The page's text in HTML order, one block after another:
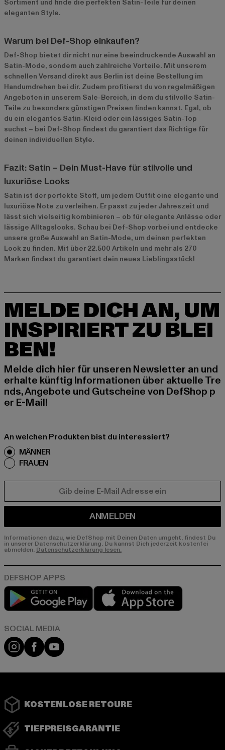
Sortiment und finde die perfekten Satin-Teile für deinen
eleganten Style.
Warum bei Def-Shop einkaufen?
Def-Shop bietet dir nicht nur eine beeindruckende Auswahl an
Satin-Mode, sondern auch zahlreiche Vorteile. Mit unserem
schnellen Versand direkt aus Berlin ist deine Bestellung im
Handumdrehen bei dir. Zudem profitierst du von regelmäßigen
Angeboten in unserem Sale-Bereich, in dem du stilvolle Satin-
Teile zu besonders günstigen Preisen finden kannst. Egal, ob
du ein elegantes Satin-Kleid oder ein lässiges Satin-Top
suchst – bei Def-Shop findest du garantiert das Richtige für
deinen individuellen Style.
Fazit: Satin – Dein Must-Have für stilvolle und
luxuriöse Looks
Satin ist der perfekte Stoff, um jedem Outfit eine elegante und
luxuriöse Note zu verleihen. Er passt zu jeder Jahreszeit und
lässt sich vielseitig kombinieren – ob für elegante Anlässe oder
lässige Alltagslooks. Schau bei Def-Shop vorbei und entdecke
unsere große Auswahl an Satin-Mode, um deinen perfekten
Look zu finden. Mit über 22.500 Artikeln und mehr als 270
Marken findest du garantiert dein neues Lieblingsstück!
MELDE DICH AN, UM
INSPIRIERT ZU BLEI
BEN!
Melde dich hier für unseren Newsletter an und
erhalte künftig Informationen über aktuelle Tre
nds, Angebote und Gutscheine von DefShop p
er E-Mail!
An welchen Produkten bist du interessiert?
MÄNNER
FRAUEN
ANMELDEN
Informationen dazu, wie DefShop mit Deinen Daten umgeht, findest Du
in unserer Datenschutzerklärung. Du kannst Dich jederzeit kostenfei
abmelden. Datenschutzerklärung lesen.
Play market
Instagram
FacebookYouTube
KOSTENLOSE RETOURE
TIEFPREISGARANTIE